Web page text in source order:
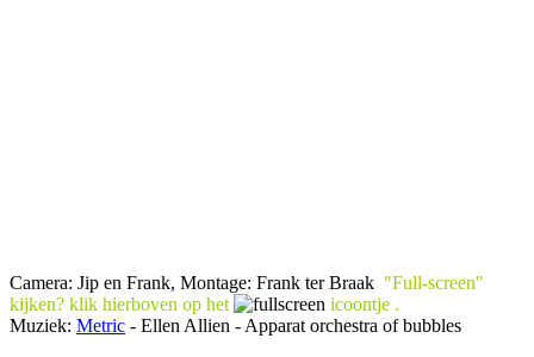
Camera: Jip en Frank, Montage: Frank ter Braak "Full-screen"
kijken? klik hierboven op het
icoontje .
Muziek: Metric - Ellen Allien - Apparat orchestra of bubbles